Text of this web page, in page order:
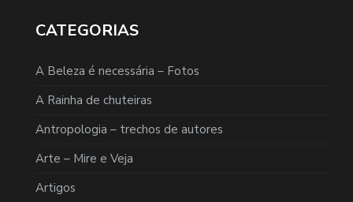
CATEGORIAS
A Beleza é necessária – Fotos
A Rainha de chuteiras
Antropologia – trechos de autores
Arte – Mire e Veja
Artigos